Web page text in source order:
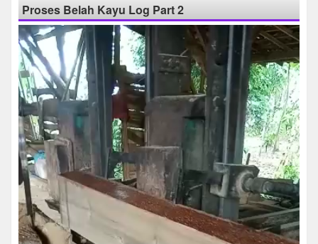
Proses Belah Kayu Log Part 2
Pemutar
Video